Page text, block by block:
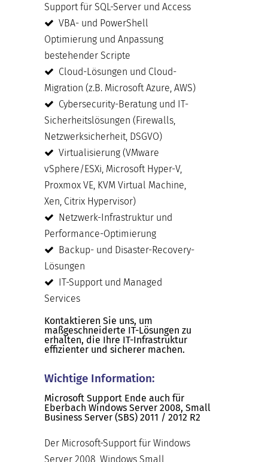
Support für SQL-Server und Access
VBA- und PowerShell
Optimierung und Anpassung
bestehender Scripte
Cloud-Lösungen und Cloud-
Migration (z.B. Microsoft Azure, AWS)
Cybersecurity-Beratung und IT-
Sicherheitslösungen (Firewalls,
Netzwerksicherheit, DSGVO)
Virtualisierung (VMware
vSphere/ESXi, Microsoft Hyper-V,
Proxmox VE, KVM Virtual Machine,
Xen, Citrix Hypervisor)
Netzwerk-Infrastruktur und
Performance-Optimierung
Backup- und Disaster-Recovery-
Lösungen
IT-Support und Managed
Services
Kontaktieren Sie uns, um
maßgeschneiderte IT-Lösungen zu
erhalten, die Ihre IT-Infrastruktur
effizienter und sicherer machen.
Wichtige Information:
Microsoft Support Ende auch für
Eberbach Windows Server 2008, Small
Business Server (SBS) 2011 / 2012 R2
Der Microsoft-Support für Windows
Server 2008, Windows Small